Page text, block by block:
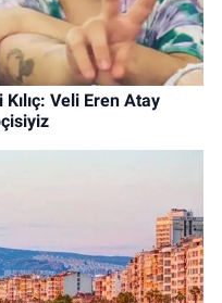
Veli Eren Atay